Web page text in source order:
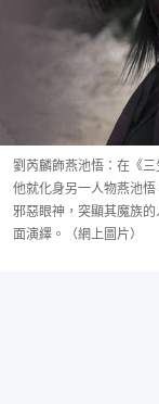
劉芮麟飾燕池悟：在《
他就化身另一人物燕池
邪惡眼神，突顯其魔族
面演繹。（網上圖片）